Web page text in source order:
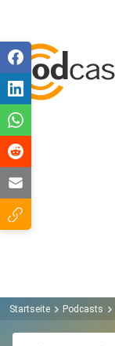
Startseite Podcasts